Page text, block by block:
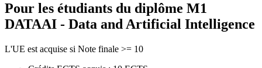
Pour les étudiants du diplôme M1
DATAAI - Data and Artificial Intelligence
L'UE est acquise si Note finale >= 10